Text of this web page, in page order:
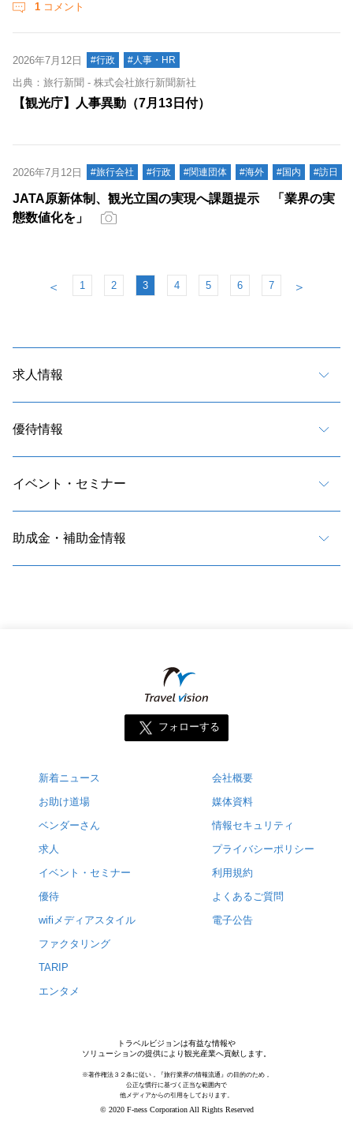
1 コメント
2026年7月12日 #行政 #人事・HR
出典：旅行新聞 - 株式会社旅行新聞新社
【観光庁】人事異動（7月13日付）
2026年7月12日 #旅行会社 #行政 #関連団体 #海外 #国内 #訪日
JATA原新体制、観光立国の実現へ課題提示 「業界の実
態数値化を」
＜ 1 2 3 4 5 6 7 ＞
求人情報
優待情報
イベント・セミナー
助成金・補助金情報
フォローする
新着ニュース
お助け道場
ベンダーさん
求人
イベント・セミナー
優待
wifiメディアスタイル
ファクタリング
TARIP
エンタメ
会社概要
媒体資料
情報セキュリティ
プライバシーポリシー
利用規約
よくあるご質問
電子公告
トラベルビジョンは有益な情報や
ソリューションの提供により観光産業へ貢献します。
※著作権法３２条に従い，『旅行業界の情報流通』の目的のため，
公正な慣行に基づく正当な範囲内で
他メディアからの引用をしております。
© 2020 F-ness Corporation All Rights Reserved